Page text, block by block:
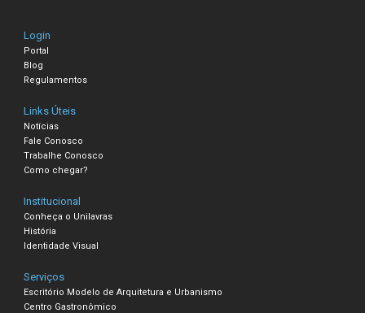
Login
Portal
Blog
Regulamentos
Links Úteis
Notícias
Fale Conosco
Trabalhe Conosco
Como chegar?
Institucional
Conheça o Unilavras
História
Identidade Visual
Serviços
Escritório Modelo de Arquitetura e Urbanismo
Centro Gastronômico